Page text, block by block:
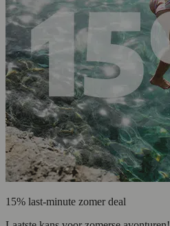
15% last-minute zomer deal